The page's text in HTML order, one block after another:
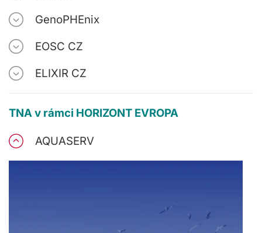
GenoPHEnix
EOSC CZ
ELIXIR CZ
TNA v rámci HORIZONT EVROPA
AQUASERV